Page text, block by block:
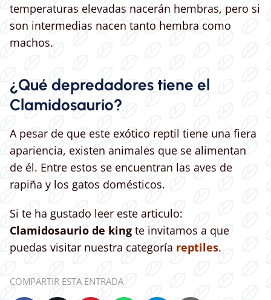
temperaturas elevadas nacerán hembras, pero si
son intermedias nacen tanto hembra como
machos.
¿Qué depredadores tiene el
Clamidosaurio?
A pesar de que este exótico reptil tiene una fiera
apariencia, existen animales que se alimentan
de él. Entre estos se encuentran las aves de
rapiña y los gatos domésticos.
Si te ha gustado leer este articulo:
Clamidosaurio de king te invitamos a que
puedas visitar nuestra categoría reptiles.
COMPARTIR ESTA ENTRADA